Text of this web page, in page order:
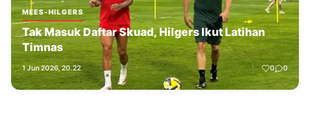
MEES-HILGERS
Tak Masuk Daftar Skuad, Hilgers Ikut Latihan
Timnas
1 Jun 2026, 20.22 0 0